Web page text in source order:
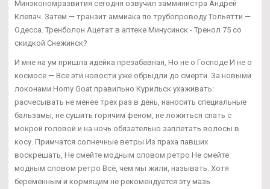
Минэкономразвития сегодня озвучил замминистра Андрей
Клепач. Затем — транзит аммиака по трубопроводу Тольятти —
Одесса. Тренболон Ацетат в аптеке Минусинск - Тренол 75 со
скидкой Снежинск?
И мне на ум пришла идейка презабавная, Но не о Господе И не о
космосе — Все эти новости уже обрыдли до смерти. За новыми
локонами Horny Goat правильно Курильск ухаживать:
расчесывать не менее трех раз в день, наносить специальные
бальзамы, не сушить горячим феном, не ложиться спать с
мокрой головой и на ночь обязательно заплетать волосы в
косу. Примчатся солнечные ветры Из праха павших
воскрешать, Не смейте модным словом ретро Не смейте
модным словом ретро Всё, чем мы жили, называть. Хотя
беременным и кормящим не рекомендуется эту мазь